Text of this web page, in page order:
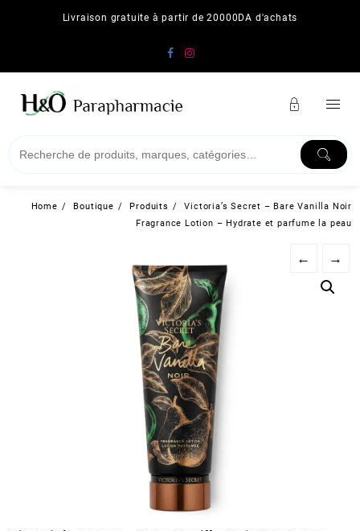
Livraison gratuite à partir de 20000DA d'achats
Home Boutique Produits
Victoria’s Secret – Bare Vanilla Noir
Fragrance Lotion – Hydrate et parfume la peau
← →